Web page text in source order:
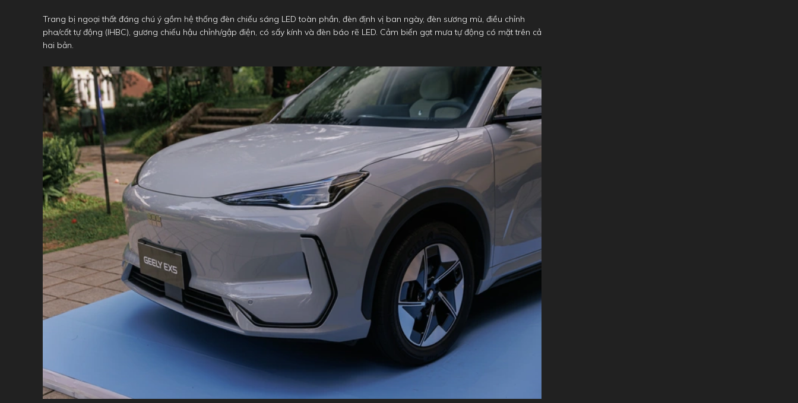
Trang bị ngoại thất đáng chú ý gồm hệ thống đèn chiếu sáng LED toàn phần, đèn định vị ban ngày, đèn sương mù, điều chỉnh
pha/cốt tự động (IHBC), gương chiếu hậu chỉnh/gập điện, có sấy kính và đèn báo rẽ LED. Cảm biến gạt mưa tự động có mặt trên cả
hai bản.